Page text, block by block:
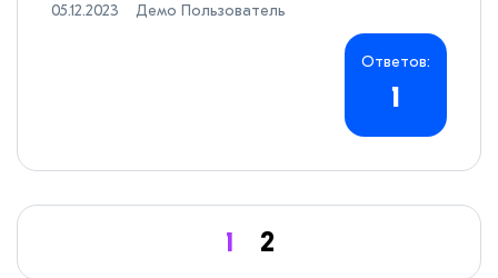
05.12.2023 Демо Пользователь
Ответов:
1
1 2